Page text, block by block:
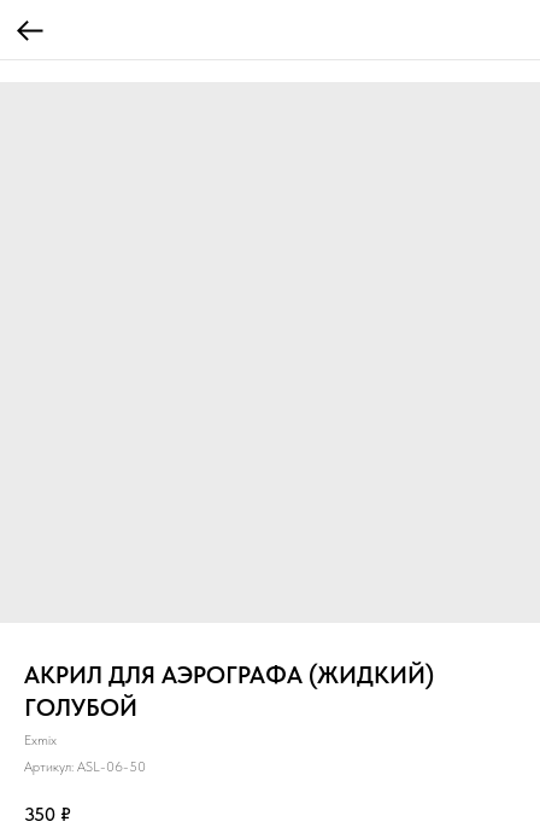
АКРИЛ ДЛЯ АЭРОГРАФА (ЖИДКИЙ)
ГОЛУБОЙ
Exmix
Артикул: ASL-06-50
350 ₽